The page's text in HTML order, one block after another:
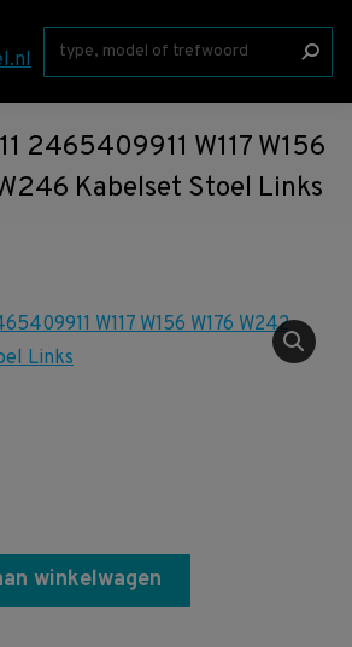
Zoeken:
2465409911 W117 W156
Kabelset Stoel Links
winkelwagen